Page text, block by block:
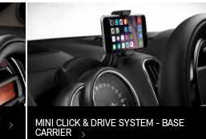
MINI CLICK & DRIVE SYSTEM - BASE
CARRIER